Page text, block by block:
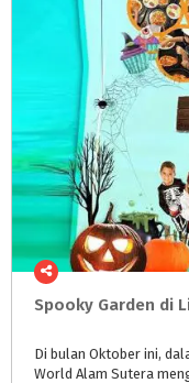
Spooky Garden di
Di bulan Oktober ini,
World Alam Sutera